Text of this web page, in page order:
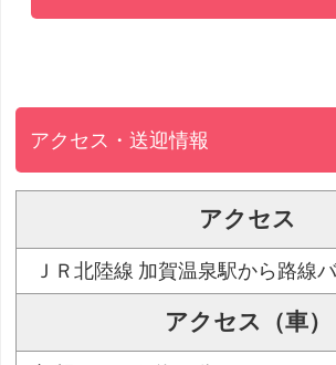
アクセス・送迎情報
アクセス
ＪＲ北陸線 加賀温泉駅から路線
アクセス（車）